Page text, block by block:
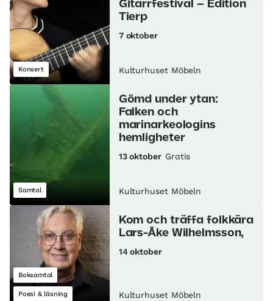
Konsert
Gitarrfestival – Edition
Tierp
7 oktober
Kulturhuset Möbeln
Samtal
Gömd under ytan:
Falken och
marinarkeologins
hemligheter
13 oktober Gratis
Kulturhuset Möbeln
Boksamtal
Poesi & läsning
Kom och träffa folkkära
Lars-Åke Wilhelmsson,
14 oktober
Kulturhuset Möbeln